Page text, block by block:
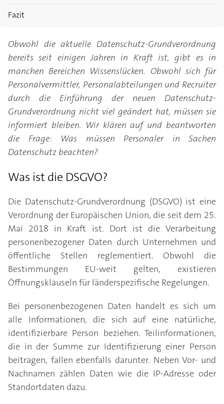
Fazit
Obwohl die aktuelle Datenschutz-Grundverordnung
bereits seit einigen Jahren in Kraft ist, gibt es in
manchen Bereichen Wissenslücken. Obwohl sich für
Personalvermittler, Personalabteilungen und Recruiter
durch die Einführung der neuen Datenschutz-
Grundverordnung nicht viel geändert hat, müssen sie
informiert bleiben. Wir klären auf und beantworten
die Frage: Was müssen Personaler in Sachen
Datenschutz beachten?
Was ist die DSGVO?
Die Datenschutz-Grundverordnung (DSGVO) ist eine
Verordnung der Europäischen Union, die seit dem 25.
Mai 2018 in Kraft ist. Dort ist die Verarbeitung
personenbezogener Daten durch Unternehmen und
öffentliche Stellen reglementiert. Obwohl die
Bestimmungen EU-weit gelten, existieren
Öffnungsklauseln für länderspezifische Regelungen.
Bei personenbezogenen Daten handelt es sich um
alle Informationen, die sich auf eine natürliche,
identifizierbare Person beziehen. Teilinformationen,
die in der Summe zur Identifizierung einer Person
beitragen, fallen ebenfalls darunter. Neben Vor- und
Nachnamen zählen Daten wie die IP-Adresse oder
Standortdaten dazu.